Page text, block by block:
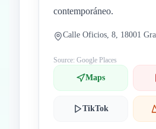
contemporáneo.
Calle Oficios, 8, 18001
Source: Google Places
Maps
TikTok